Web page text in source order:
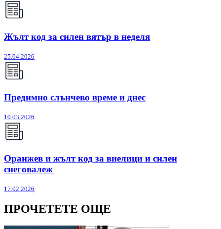
Жълт код за силен вятър в неделя
25.04.2026
Предимно слънчево време и днес
10.03.2026
Оранжев и жълт код за виелици и силен
снеговалеж
17.02.2026
ПРОЧЕТЕТЕ ОЩЕ